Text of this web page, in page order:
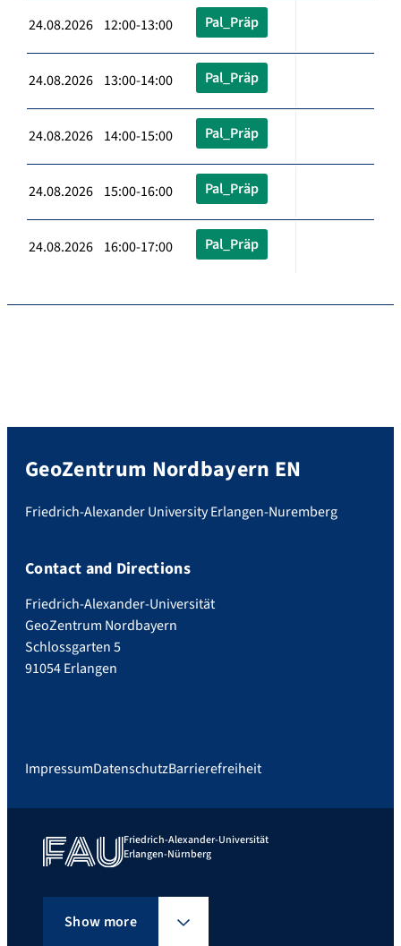
24.08.2026 12:00-13:00 Pal_Präp
24.08.2026 13:00-14:00 Pal_Präp
24.08.2026 14:00-15:00 Pal_Präp
24.08.2026 15:00-16:00 Pal_Präp
24.08.2026 16:00-17:00 Pal_Präp
GeoZentrum Nordbayern EN
Friedrich-Alexander University Erlangen-Nuremberg
Contact and Directions
Friedrich-Alexander-Universität
GeoZentrum Nordbayern
Schlossgarten 5
91054 Erlangen
ImpressumDatenschutzBarrierefreiheit
Friedrich-Alexander-Universität
Erlangen-Nürnberg
Show more